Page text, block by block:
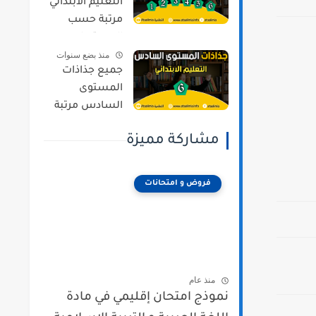
التعليم الابتدائي
مرتبة حسب
المراجع وفق
المنهج المنقح
منذ بضع سنوات
جميع جذاذات
المستوى
السادس مرتبة
مشاركة مميزة
فروض و امتحانات
منذ عام
نموذج امتحان إقليمي في مادة